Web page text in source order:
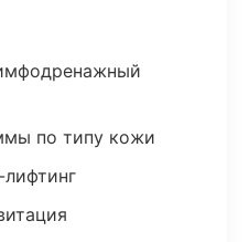
по типу кожи